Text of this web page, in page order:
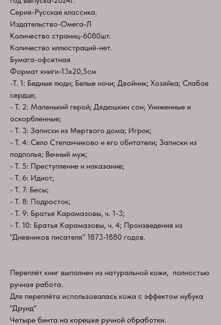
Серия-Русская классика.
Издательство-Омега-Л
Количество страниц-6080шт.
Количество иллюстраций-нет.
Бумага-офсетная
Формат книги-13х20,5см
-Т. 1: Бедные люди; Белые ночи; Двойник; Хозяйка; Слабое
сердце;
- Т. 2: Маленький герой; Дядюшкин сон; Униженные и
оскорбленные;
- Т. 3: Записки из Мертвого дома; Игрок;
- Т. 4: Село Степанчиково и его обитатели; Записки из
подполья; Вечный муж;
- Т. 5: Преступление и наказание;
- Т. 6: Идиот;
- Т. 7: Бесы;
- Т. 8: Подросток;
- Т. 9: Братья Карамазовы, ч. 1-3;
- Т. 10: Братья Карамазовы, ч. 4; Произведения из
"Дневников писателя" 1873-1880 годов.
Переплёт книг выполнен из натуральной кожи,​ ​ ​полностью
ручная работа.
Для переплёта использовалась кожа с эффектом нубука
"Друид"
Четыре бинта на корешке ручной обработки.